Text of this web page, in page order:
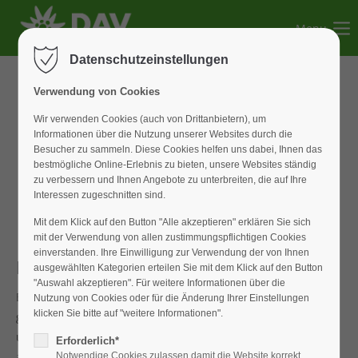
Der Eintrag "offcanvas-col2" existiert leider nicht.
Der Eintrag "offcanvas-col3" existiert leider nicht.
Der Eintrag "offcanvas-col4" existiert leider nicht.
Menu
Hochtour
Bereits im Jahr 2018 wurde von Hendrik und Ralf die Idee
geboren, eine gemeinsame Hochtour von Jung und Alt zu
unternehmen. „Ich will mal mit dir ins Eis“, so kam Hendrik
Datenschutzeinstellungen
Verwendung von Cookies
Wir verwenden Cookies (auch von Drittanbietern), um
Informationen über die Nutzung unserer Websites durch die
Besucher zu sammeln. Diese Cookies helfen uns dabei, Ihnen das
bestmögliche Online-Erlebnis zu bieten, unsere Websites ständig
zu verbessern und Ihnen Angebote zu unterbreiten, die auf Ihre
Interessen zugeschnitten sind.
Mit dem Klick auf den Button "Alle akzeptieren" erklären Sie sich
mit der Verwendung von allen zustimmungspflichtigen Cookies
einverstanden. Ihre Einwilligung zur Verwendung der von Ihnen
ausgewählten Kategorien erteilen Sie mit dem Klick auf den Button
"Auswahl akzeptieren". Für weitere Informationen über die
Nutzung von Cookies oder für die Änderung Ihrer Einstellungen
klicken Sie bitte auf "weitere Informationen".
Erforderlich*
Notwendige Cookies zulassen damit die Website korrekt